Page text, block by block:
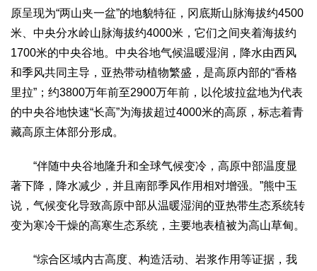
合作伙伴
原呈现为“两山夹一盆”的地貌特征，冈底斯山脉海拔约4500
米、中央分水岭山脉海拔约4000米，它们之间夹着海拔约
1700米的中央谷地。中央谷地气候温暖湿润，降水由西风
和季风共同主导，亚热带动植物繁盛，是高原内部的“香格
里拉”；约3800万年前至2900万年前，以伦坡拉盆地为代表
的中央谷地快速“长高”为海拔超过4000米的高原，标志着青
藏高原主体部分形成。
“伴随中央谷地隆升和全球气候变冷，高原中部温度显
著下降，降水减少，并且南部季风作用相对增强。”熊中玉
说，气候变化导致高原中部从温暖湿润的亚热带生态系统转
变为寒冷干燥的高寒生态系统，主要地表植被为高山草甸。
“综合区域内古高度、构造活动、岩浆作用等证据，我